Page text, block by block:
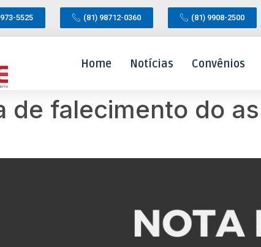
5525 (81) 98712-0360 (81) 9908-2500
Home Notícias Convênios
de falecimento do